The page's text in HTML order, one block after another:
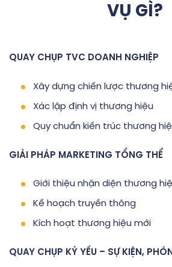
VỤ GÌ?
QUAY CHỤP TVC DOANH NGHIỆP
Xây dựng chiến lược thương
Xác lập định vị thương hiệu
Quy chuẩn kiến trúc thương
GIẢI PHÁP MARKETING TỔNG THỂ
Giới thiệu nhận diện thương
Kế hoạch truyền thông
Kích hoạt thương hiệu mới
QUAY CHỤP KỶ YẾU – SỰ KIỆN,